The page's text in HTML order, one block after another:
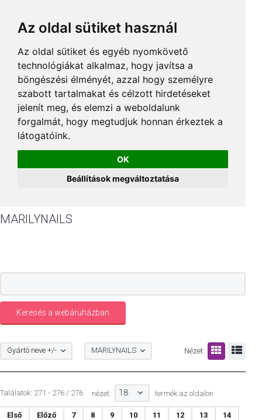
Az oldal sütiket használ
Az oldal sütiket és egyéb nyomkövető
technológiákat alkalmaz, hogy javítsa a
böngészési élményét, azzal hogy személyre
szabott tartalmakat és célzott hirdetéseket
jelenít meg, és elemzi a weboldalunk
forgalmát, hogy megtudjuk honnan érkeztek a
látogatóink.
OK
Beállítások megváltoztatása
MARILYNAILS
Nézet:
Gyártó neve +/- MARILYNAILS
Találatok: 271 - 276 / 276 nézet: 18 termék az oldalon
Első Előző 7 8 9 10 11 12 13 14